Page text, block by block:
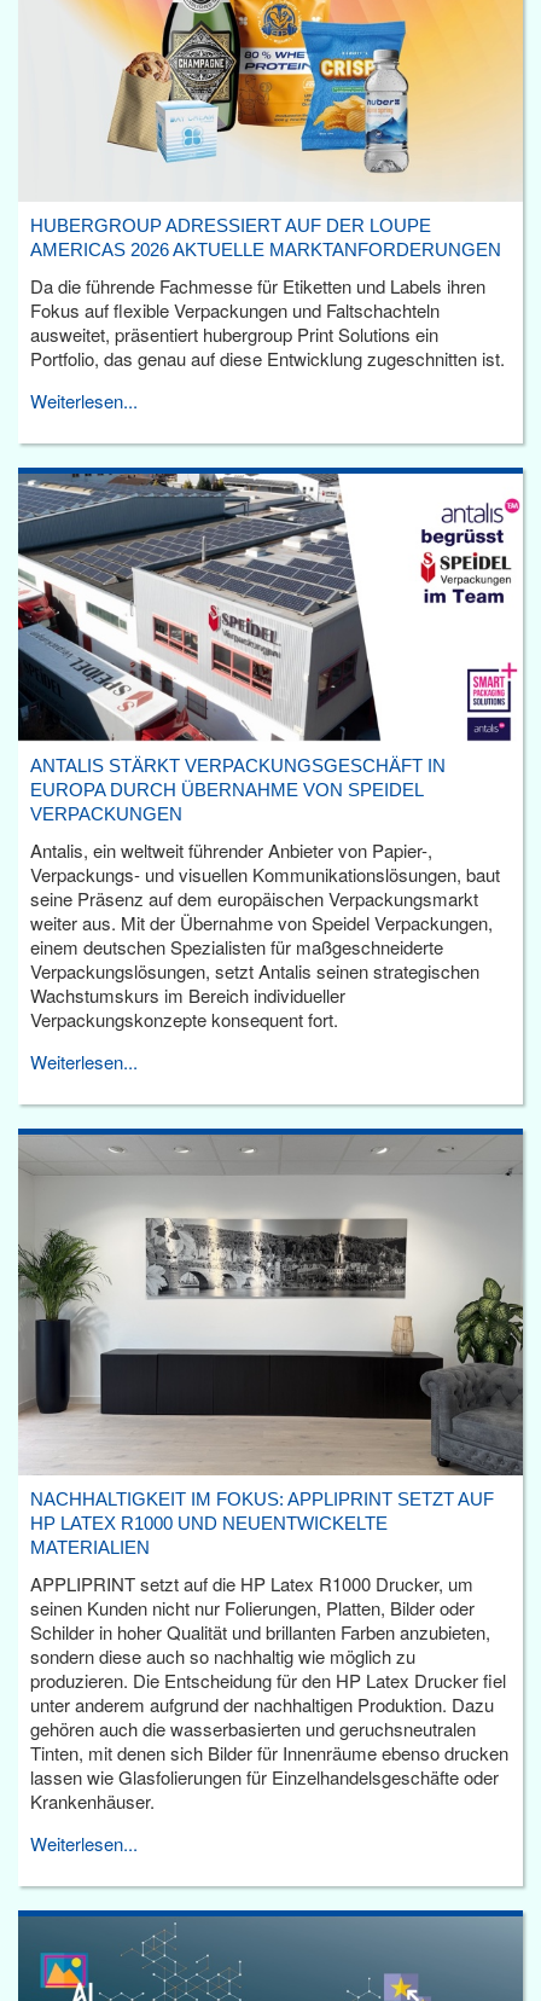
HUBERGROUP ADRESSIERT AUF DER LOUPE
AMERICAS 2026 AKTUELLE MARKTANFORDERUNGEN
Da die führende Fachmesse für Etiketten und Labels ihren
Fokus auf flexible Verpackungen und Faltschachteln
ausweitet, präsentiert hubergroup Print Solutions ein
Portfolio, das genau auf diese Entwicklung zugeschnitten ist.
Weiterlesen...
ANTALIS STÄRKT VERPACKUNGSGESCHÄFT IN
EUROPA DURCH ÜBERNAHME VON SPEIDEL
VERPACKUNGEN
Antalis, ein weltweit führender Anbieter von Papier-,
Verpackungs- und visuellen Kommunikationslösungen, baut
seine Präsenz auf dem europäischen Verpackungsmarkt
weiter aus. Mit der Übernahme von Speidel Verpackungen,
einem deutschen Spezialisten für maßgeschneiderte
Verpackungslösungen, setzt Antalis seinen strategischen
Wachstumskurs im Bereich individueller
Verpackungskonzepte konsequent fort.
Weiterlesen...
NACHHALTIGKEIT IM FOKUS: APPLIPRINT SETZT AUF
HP LATEX R1000 UND NEUENTWICKELTE
MATERIALIEN
APPLIPRINT setzt auf die HP Latex R1000 Drucker, um
seinen Kunden nicht nur Folierungen, Platten, Bilder oder
Schilder in hoher Qualität und brillanten Farben anzubieten,
sondern diese auch so nachhaltig wie möglich zu
produzieren. Die Entscheidung für den HP Latex Drucker fiel
unter anderem aufgrund der nachhaltigen Produktion. Dazu
gehören auch die wasserbasierten und geruchsneutralen
Tinten, mit denen sich Bilder für Innenräume ebenso drucken
lassen wie Glasfolierungen für Einzelhandelsgeschäfte oder
Krankenhäuser.
Weiterlesen...